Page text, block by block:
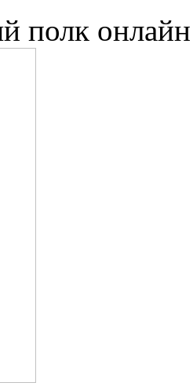
полк онлайн